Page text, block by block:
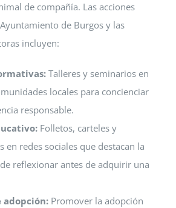
de compañía. Las acciones
de Burgos y las
incluyen:
Talleres y seminarios en
locales para concienciar
responsable.
Folletos, carteles y
en redes sociales que destacan la
reflexionar antes de adquirir una
adopción: Promover la adopción